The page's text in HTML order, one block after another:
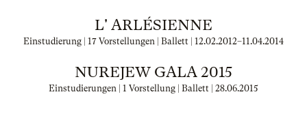
L' ARLÉSIENNE
Einstudierung | 17 Vorstellungen | Ballett | 12.02.2012–11.04.2014
NUREJEW GALA 2015
Einstudierungen | 1 Vorstellung | Ballett | 28.06.2015